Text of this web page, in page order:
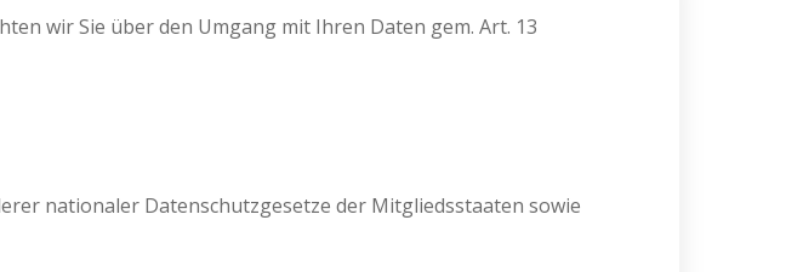
wir Sie über den Umgang mit Ihren Daten gem. Art. 13
nationaler Datenschutzgesetze der Mitgliedsstaaten sowie